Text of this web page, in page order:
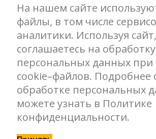
На нашем сайте
файлы, в том числе
аналитики. Используя
соглашаетесь на обработку
персональных данных
cookie–файлов. Подробнее
обработке персональных
можете узнать в Политике
конфиденциальности.